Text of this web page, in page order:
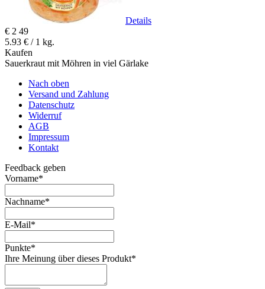
Details
€ 2 49
5.93 € / 1 kg.
Kaufen
Sauerkraut mit Möhren in viel Gärlake
Nach oben
Versand und Zahlung
Datenschutz
Widerruf
AGB
Impressum
Kontakt
Feedback geben
Vorname*
Nachname*
E-Mail*
Punkte*
Ihre Meinung über dieses Produkt*